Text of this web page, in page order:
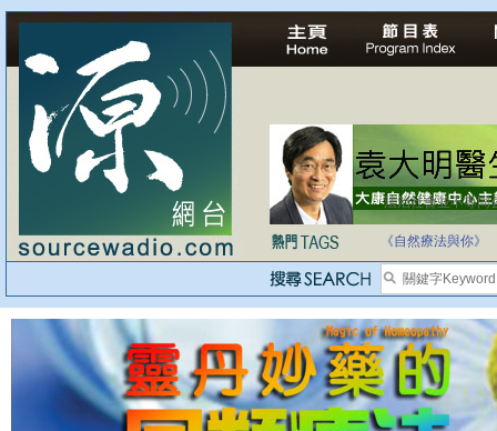
法治社會並不等同
自家教育合法化-
《自然療法與你》